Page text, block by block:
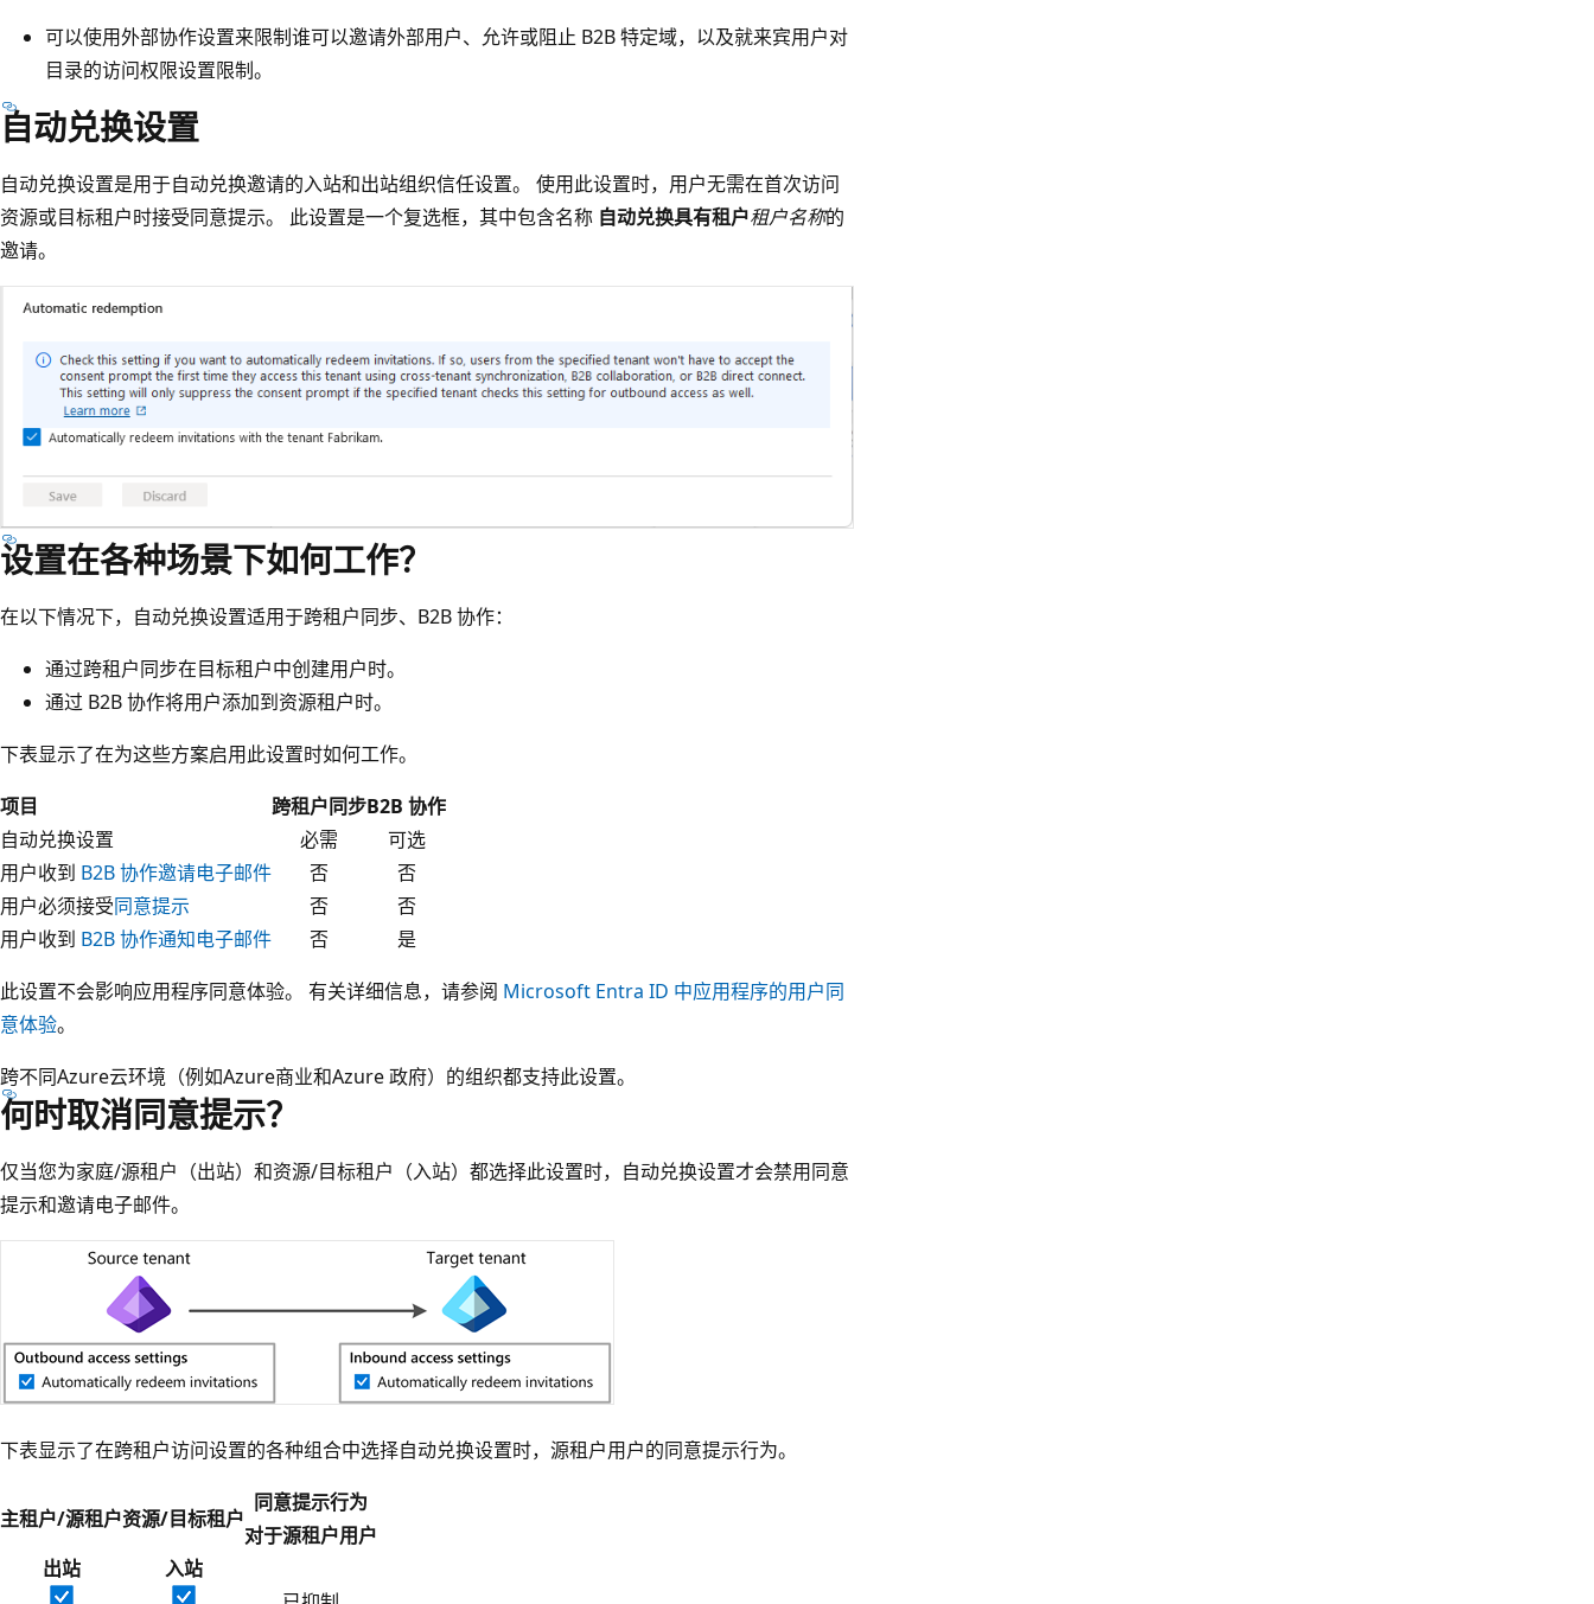
可以使用外部协作设置来限制谁可以邀请外部用户、允许或阻止 B2B 特定域，以及就来宾用户对
目录的访问权限设置限制。
自动兑换设置
自动兑换设置是用于自动兑换邀请的入站和出站组织信任设置。 使用此设置时，用户无需在首次访问
资源或目标租户时接受同意提示。 此设置是一个复选框，其中包含名称 自动兑换具有租户租户名称的
邀请。
设置在各种场景下如何工作？
在以下情况下，自动兑换设置适用于跨租户同步、B2B 协作：
通过跨租户同步在目标租户中创建用户时。
通过 B2B 协作将用户添加到资源租户时。
下表显示了在为这些方案启用此设置时如何工作。
项目
跨租户同步B2B 协作
自动兑换设置
必需
可选
用户收到 B2B 协作邀请电子邮件 否
否
用户必须接受同意提示 否
否
用户收到 B2B 协作通知电子邮件 否
是
此设置不会影响应用程序同意体验。 有关详细信息，请参阅 Microsoft Entra ID 中应用程序的用户同
意体验。
跨不同Azure云环境（例如Azure商业和Azure 政府）的组织都支持此设置。
何时取消同意提示？
仅当您为家庭/源租户（出站）和资源/目标租户（入站）都选择此设置时，自动兑换设置才会禁用同意
提示和邀请电子邮件。
下表显示了在跨租户访问设置的各种组合中选择自动兑换设置时，源租户用户的同意提示行为。
主租户/源租户资源/目标租户
同意提示行为
对于源租户用户
出站
入站